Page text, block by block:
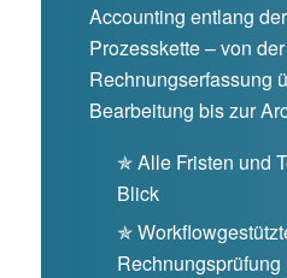
Accounting entlang
Prozesskette – von der
Rechnungserfassung
Bearbeitung bis zur
✯ Alle Fristen und
Blick
✯